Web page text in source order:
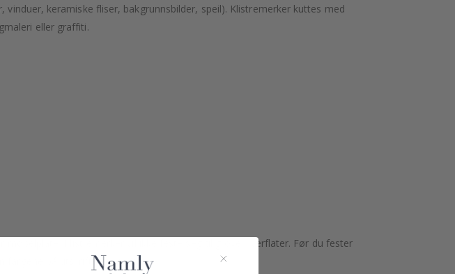
keramiske fliser, bakgrunnsbilder, speil). Klistremerker kuttes med
eller graffiti.
Klistremerker vil ikke feste seg til grove overflater. Før du fester
på utskriften variere noe.